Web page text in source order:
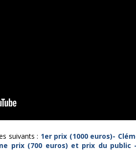
suivants : 1er prix (1000 euros)-
prix (700 euros) et prix du public -